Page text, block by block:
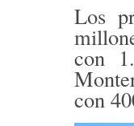
Los
con
con